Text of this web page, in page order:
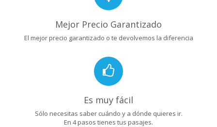
Mejor Precio Garantizado
El mejor precio garantizado o te devolvemos la diferencia
Es muy fácil
Sólo necesitas saber cuándo y a dónde quieres ir.
En 4 pasos tienes tus pasajes.